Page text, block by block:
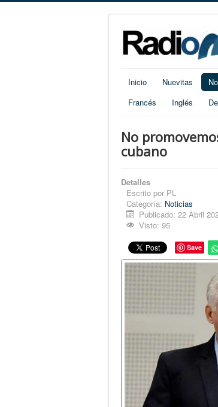
Inicio Nuevitas
Francés
Inglés
No
cubano
Detalles
Escrito por PL
Categoría: Noticias
Publicado: 22 Abril
Visto: 95
Save